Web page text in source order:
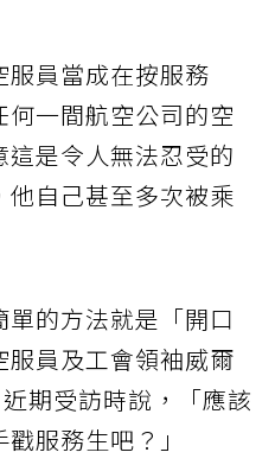
員當成在按服務
一間航空公司的空
是令人無法忍受的
自己甚至多次被乘
的方法就是「開口
員及工會領袖威爾
期受訪時說，「應該
服務生吧？」